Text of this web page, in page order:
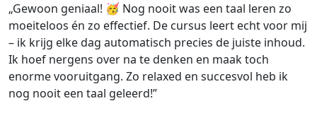
„Gewoon geniaal! 🥳 Nog nooit was een taal leren zo
moeiteloos én zo effectief. De cursus leert echt voor mij
– ik krijg elke dag automatisch precies de juiste inhoud.
Ik hoef nergens over na te denken en maak toch
enorme vooruitgang. Zo relaxed en succesvol heb ik
nog nooit een taal geleerd!”